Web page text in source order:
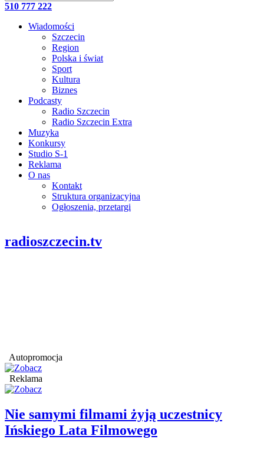
510 777 222
Wiadomości
Szczecin
Region
Polska i świat
Sport
Kultura
Biznes
Podcasty
Radio Szczecin
Radio Szczecin Extra
Muzyka
Konkursy
Studio S-1
Reklama
O nas
Kontakt
Struktura organizacyjna
Ogłoszenia, przetargi
radioszczecin.tv
Autopromocja
Reklama
Nie samymi filmami żyją uczestnicy
Ińskiego Lata Filmowego